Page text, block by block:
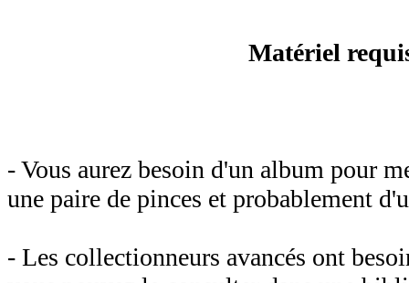
Matériel
- Vous aurez besoin d'un album pour
une paire de pinces et probablement
- Les collectionneurs avancés ont